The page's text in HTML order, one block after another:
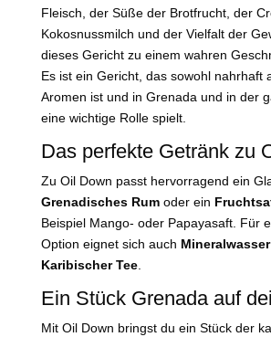
Fleisch, der Süße der Brotfrucht, der
Kokosnussmilch und der Vielfalt der
dieses Gericht zu einem wahren
Es ist ein Gericht, das sowohl nahrhaft
Aromen ist und in Grenada und in der
eine wichtige Rolle spielt.
Das perfekte Getränk zu
Zu Oil Down passt hervorragend ein
Grenadisches Rumoder ein
Beispiel Mango- oder Papayasaft. Für
Option eignet sich auch Mineralwasser
Karibischer Tee.
Ein Stück Grenada auf
Mit Oil Down bringst du ein Stück der